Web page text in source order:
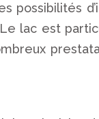
possibilités
Le lac est